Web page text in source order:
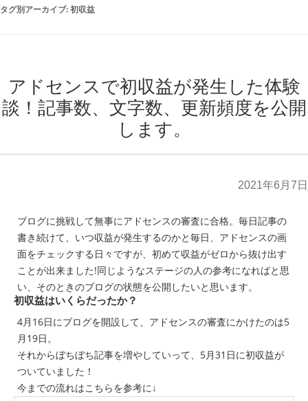
タグ別アーカイブ:初収益
アドセンスで初収益が発生した体験
談！記事数、文字数、更新頻度を公開
します。
2021年6月7日
ブログに挑戦して無事にアドセンスの審査に合格。毎日記事の
書き続けて、いつ収益が発生するのかと毎日、アドセンスの画
面をチェックする日々ですが、初めて収益がゼロから抜け出す
ことが出来ました!同じようなステージの人の参考になればと思
い、そのときのブログの状態を公開したいと思います。
初収益はいくらだったか？
4月16日にブログを開設して、アドセンスの審査にかけたのは5
月19日。
それからぼちぼち記事を増やしていって、5月31日に初収益が
ついていました！
今までの流れはこちらを参考に↓